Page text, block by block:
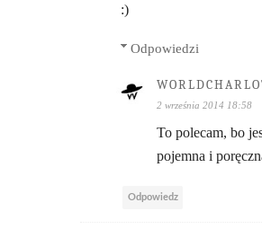
:)
Odpowiedzi
2 września 2014 18:58
To polecam, bo
pojemna i
Odpowiedz